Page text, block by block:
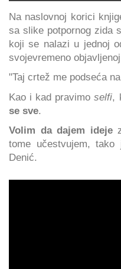
Na naslovnoj korici
sa slike potpornog zida
koji se nalazi u jednoj
svojevremeno
"Taj crtež me podseća na
Kao i kad pravimoselfi,
se sve.
Volim da dajem ideje
tome učestvujem,
Denić.